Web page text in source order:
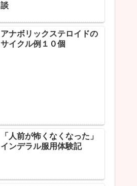
談
アナボリックステロイドの
サイクル例１０個
「人前が怖くなくなった」
インデラル服用体験記